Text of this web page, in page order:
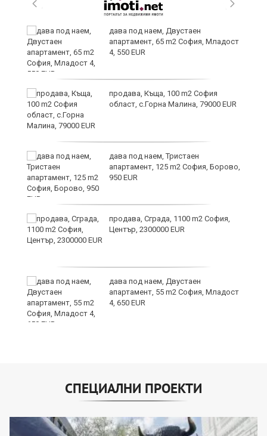
дава под наем, Двустаен
апартамент, 65 m2 София, Младост
4, 550 EUR
продава, Къща, 100 m2 София
област, с.Горна Малина, 79000 EUR
дава под наем, Тристаен
апартамент, 125 m2 София, Борово,
950 EUR
продава, Сграда, 1100 m2 София,
Център, 2300000 EUR
дава под наем, Двустаен
апартамент, 55 m2 София, Младост
4, 650 EUR
СПЕЦИАЛНИ ПРОЕКТИ